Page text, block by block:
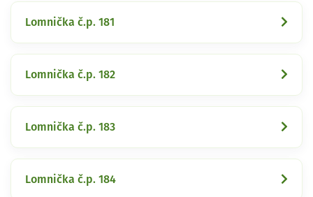
Lomnička č.p. 181
Lomnička č.p. 182
Lomnička č.p. 183
Lomnička č.p. 184